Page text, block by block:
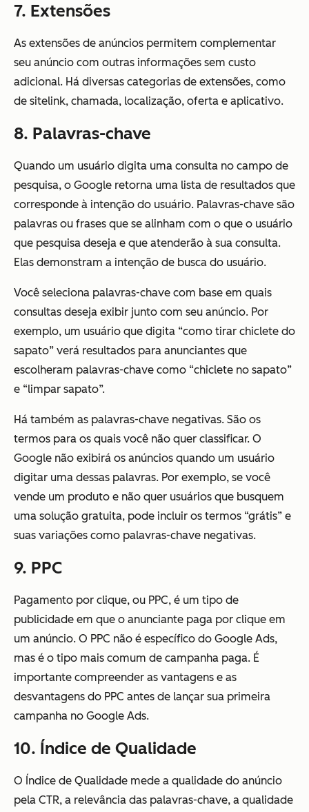
7. Extensões
As extensões de anúncios permitem complementar
seu anúncio com outras informações sem custo
adicional. Há diversas categorias de extensões, como
de sitelink, chamada, localização, oferta e aplicativo.
8. Palavras-chave
Quando um usuário digita uma consulta no campo de
pesquisa, o Google retorna uma lista de resultados que
corresponde à intenção do usuário. Palavras-chave são
palavras ou frases que se alinham com o que o usuário
que pesquisa deseja e que atenderão à sua consulta.
Elas demonstram a intenção de busca do usuário.
Você seleciona palavras-chave com base em quais
consultas deseja exibir junto com seu anúncio. Por
exemplo, um usuário que digita “como tirar chiclete do
sapato” verá resultados para anunciantes que
escolheram palavras-chave como “chiclete no sapato”
e “limpar sapato”.
Há também as palavras-chave negativas. São os
termos para os quais você não quer classificar. O
Google não exibirá os anúncios quando um usuário
digitar uma dessas palavras. Por exemplo, se você
vende um produto e não quer usuários que busquem
uma solução gratuita, pode incluir os termos “grátis” e
suas variações como palavras-chave negativas.
9. PPC
Pagamento por clique, ou PPC, é um tipo de
publicidade em que o anunciante paga por clique em
um anúncio. O PPC não é específico do Google Ads,
mas é o tipo mais comum de campanha paga. É
importante compreender as vantagens e as
desvantagens do PPC antes de lançar sua primeira
campanha no Google Ads.
10. Índice de Qualidade
O Índice de Qualidade mede a qualidade do anúncio
pela CTR, a relevância das palavras-chave, a qualidade